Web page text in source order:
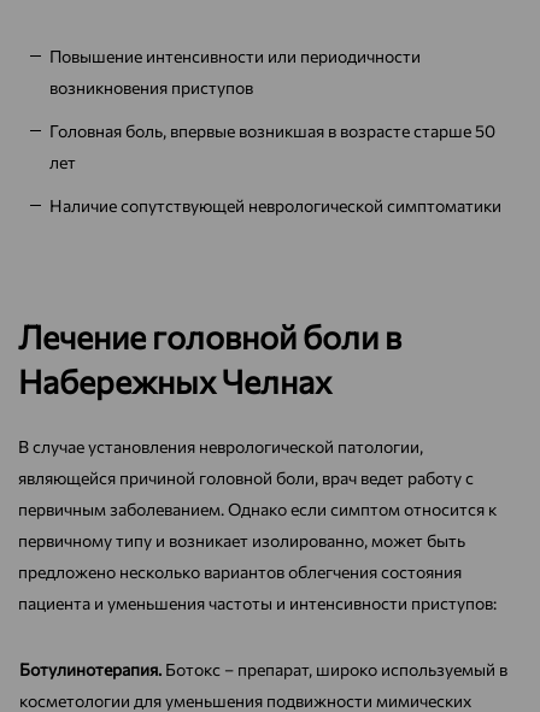
Повышение интенсивности или периодичности
возникновения приступов
Головная боль, впервые возникшая в возрасте старше 50
лет
Наличие сопутствующей неврологической симптоматики
Лечение головной боли в
Набережных Челнах
В случае установления неврологической патологии,
являющейся причиной головной боли, врач ведет работу с
первичным заболеванием. Однако если симптом относится к
первичному типу и возникает изолированно, может быть
предложено несколько вариантов облегчения состояния
пациента и уменьшения частоты и интенсивности приступов:
Ботулинотерапия. Ботокс – препарат, широко используемый в
косметологии для уменьшения подвижности мимических